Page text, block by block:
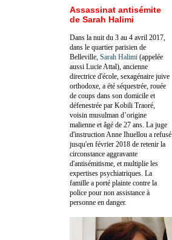
Assassinat antisémite
de Sarah Halimi
Dans la nuit du 3 au 4 avril 2017,
dans le quartier parisien de
Belleville, Sarah Halimi (appelée
aussi Lucie Attal), ancienne
directrice d'école, sexagénaire juive
orthodoxe, a été séquestrée, rouée
de coups dans son domicile et
défenestrée par Kobili Traoré,
voisin musulman d’origine
malienne et âgé de 27 ans. La juge
d'instruction Anne Ihuellou a refusé
jusqu'en février 2018 de retenir la
circonstance aggravante
d'antisémitisme, et multiplie les
expertises psychiatriques. La
famille a porté plainte contre la
police pour non assistance à
personne en danger.